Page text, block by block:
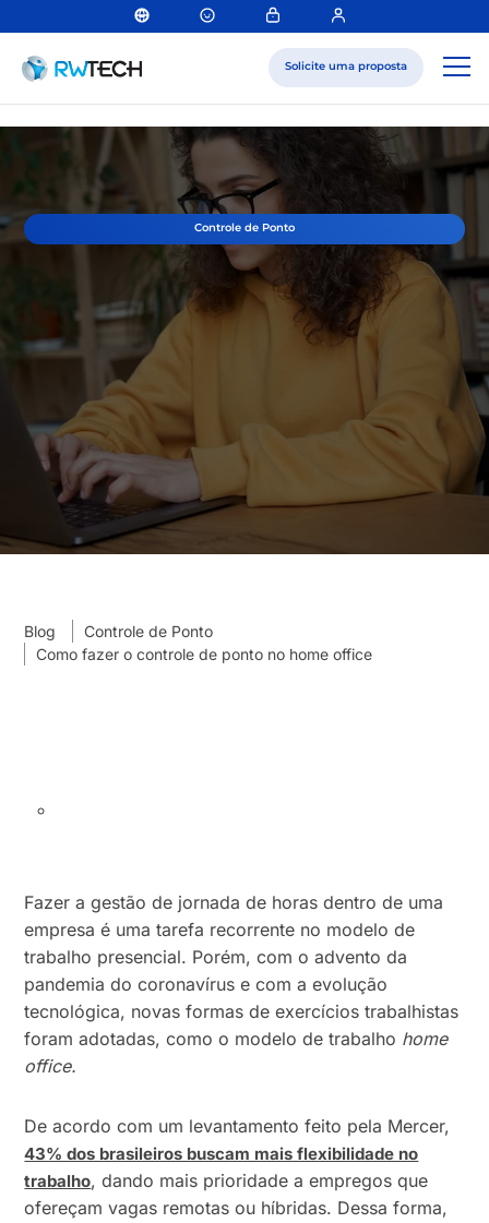
Solicite uma proposta
Controle de Ponto
Blog
Controle de Ponto
Como fazer o controle de ponto no home office
Fazer a gestão de jornada de horas dentro de uma
empresa é uma tarefa recorrente no modelo de
trabalho presencial. Porém, com o advento da
pandemia do coronavírus e com a evolução
tecnológica, novas formas de exercícios trabalhistas
foram adotadas, como o modelo de trabalho home
office.
De acordo com um levantamento feito pela Mercer,
43% dos brasileiros buscam mais flexibilidade no
trabalho, dando mais prioridade a empregos que
ofereçam vagas remotas ou híbridas. Dessa forma,